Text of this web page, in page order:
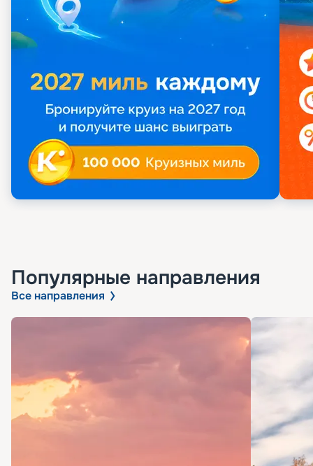
Популярные направления
Все направления